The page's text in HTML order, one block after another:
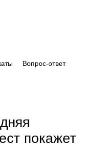
Вопрос-ответ
покажет